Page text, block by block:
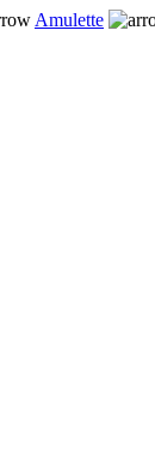
Amulette